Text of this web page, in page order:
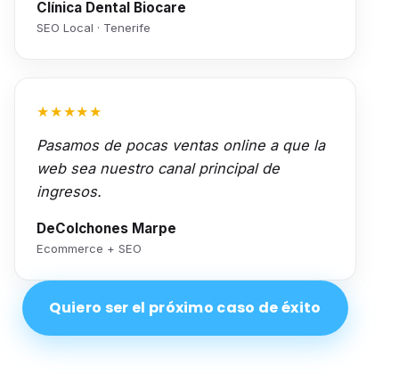
Clínica Dental Biocare
SEO Local · Tenerife
★★★★★
Pasamos de pocas ventas online a que la
web sea nuestro canal principal de
ingresos.
DeColchones Marpe
Ecommerce + SEO
Quiero ser el próximo caso de éxito